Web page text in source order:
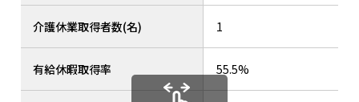
介護休業取得者数(名) 1
有給休暇取得率 55.5%